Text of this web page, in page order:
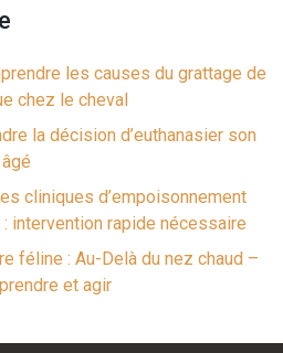
les causes du grattage de
chez le cheval
la décision d’euthanasier son
cliniques d’empoisonnement
intervention rapide nécessaire
féline : Au-Delà du nez chaud –
et agir